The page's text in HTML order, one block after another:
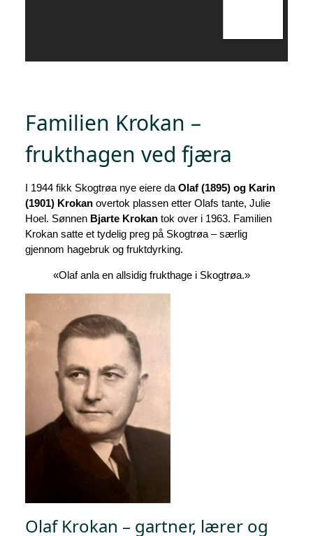
Familien Krokan –
frukthagen ved fjæra
I 1944 fikk Skogtrøa nye eiere da Olaf (1895) og Karin
(1901) Krokan overtok plassen etter Olafs tante, Julie
Hoel. Sønnen Bjarte Krokan tok over i 1963. Familien
Krokan satte et tydelig preg på Skogtrøa – særlig
gjennom hagebruk og fruktdyrking.
«Olaf anla en allsidig frukthage i Skogtrøa.»
Olaf Krokan – gartner, lærer og